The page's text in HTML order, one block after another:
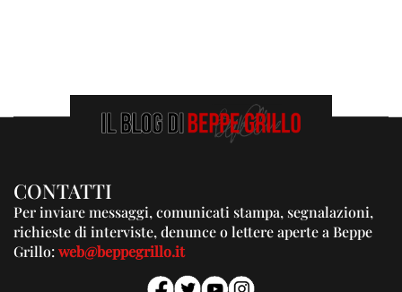
CONTATTI
Per inviare messaggi, comunicati stampa, segnalazioni,
richieste di interviste, denunce o lettere aperte a Beppe
Grillo:web@beppegrillo.it